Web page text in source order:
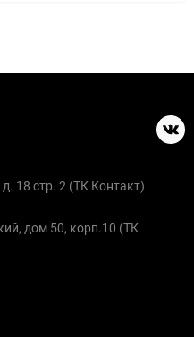
18 стр. 2 (ТК Контакт)
дом 50, корп.10 (ТК